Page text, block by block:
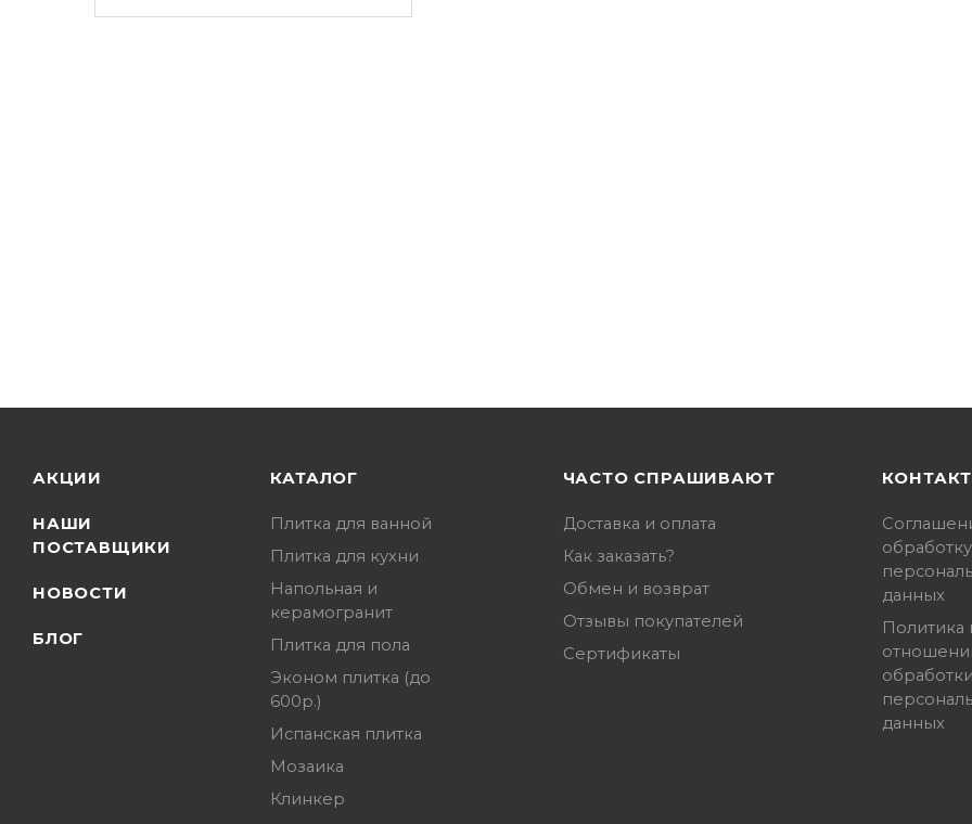
АКЦИИ
НАШИ
ПОСТАВЩИКИ
НОВОСТИ
БЛОГ
КАТАЛОГ
Плитка для ванной
Плитка для кухни
Напольная и
керамогранит
Плитка для пола
Эконом плитка (до
600р.)
Испанская плитка
Мозаика
Клинкер
ЧАСТО СПРАШИВАЮТ
Доставка и оплата
Как заказать?
Обмен и возврат
Отзывы покупателей
Сертификаты
обработку
данных
Политика
обработки
данных